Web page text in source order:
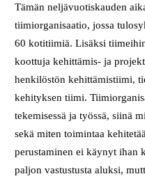
Tämän neljävuotiskauden
tiimiorganisaatio, jossa
60 kotitiimiä. Lisäksi
koottuja kehittämis- ja
henkilöstön kehittämistiimi,
kehityksen tiimi.
tekemisessä ja työssä, siinä
sekä miten toimintaa
perustaminen ei käynyt ihan
paljon vastustusta aluksi,